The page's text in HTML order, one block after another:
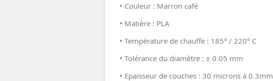
• Couleur : Marron café
• Matière : PLA
• Température de chauffe : 185° / 220° C
• Tolérance du diamètre : ± 0.05 mm
• Epaisseur de couches : 30 microns à 0.3mm